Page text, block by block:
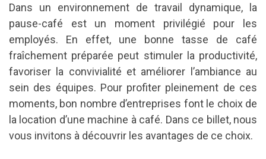
Dans un environnement de travail dynamique, la
pause-café est un moment privilégié pour les
employés. En effet, une bonne tasse de café
fraîchement préparée peut stimuler la productivité,
favoriser la convivialité et améliorer l’ambiance au
sein des équipes. Pour profiter pleinement de ces
moments, bon nombre d’entreprises font le choix de
la location d’une machine à café. Dans ce billet, nous
vous invitons à découvrir les avantages de ce choix.